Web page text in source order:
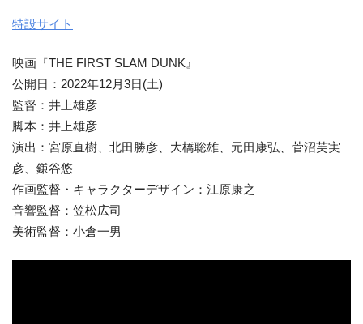
特設サイト
映画『THE FIRST SLAM DUNK』
公開日：2022年12月3日(土)
監督：井上雄彦
脚本：井上雄彦
演出：宮原直樹、北田勝彦、大橋聡雄、元田康弘、菅沼芙実
彦、鎌谷悠
作画監督・キャラクターデザイン：江原康之
音響監督：笠松広司
美術監督：小倉一男